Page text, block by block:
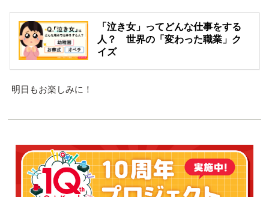
「泣き女」ってどんな仕事をする
人？ 世界の「変わった職業」ク
イズ
明日もお楽しみに！